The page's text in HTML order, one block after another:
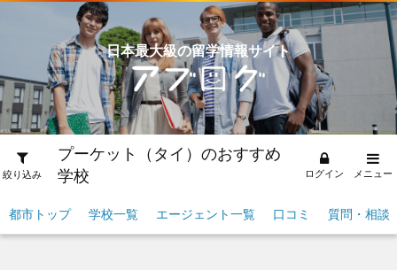
日本最大級の留学情報サイト
絞り込み
プーケット（タイ）のおすすめ
学校
ログイン メニュー
都市トップ 学校一覧 エージェント一覧 口コミ 質問・相談